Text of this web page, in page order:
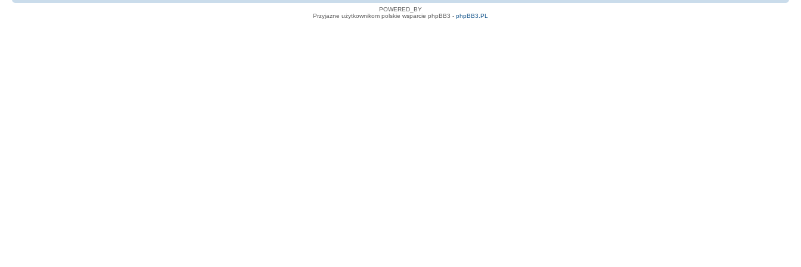
POWERED_BY
Przyjazne użytkownikom polskie wsparcie phpBB3 - phpBB3.PL